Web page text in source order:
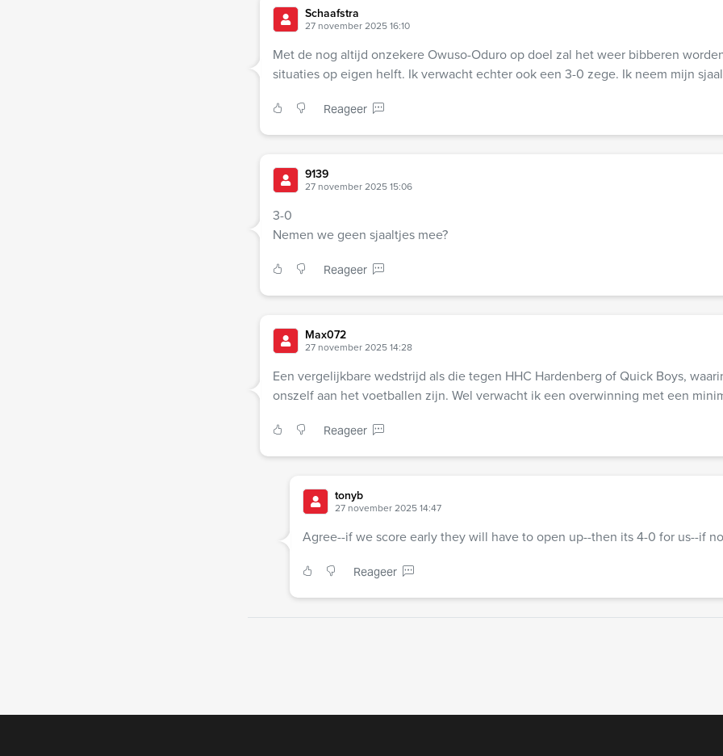
Schaafstra
27 november 2025 16:10
Met de nog altijd onzekere Owuso-Oduro op doel zal het weer bibberen
situaties op eigen helft. Ik verwacht echter ook een 3-0 zege. Ik neem mijn
Reageer
9139
27 november 2025 15:06
3-0
Nemen we geen sjaaltjes mee?
Reageer
Max072
27 november 2025 14:28
Een vergelijkbare wedstrijd als die tegen HHC Hardenberg of Quick Boys,
onszelf aan het voetballen zijn. Wel verwacht ik een overwinning met een
Reageer
tonyb
27 november 2025 14:47
Agree--if we score early they will have to open up--then its 4-0 for us--if
Reageer